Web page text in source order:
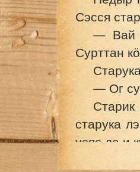
Сэсся
— Вай
Сурттан
— Ог
старука
усяс да и